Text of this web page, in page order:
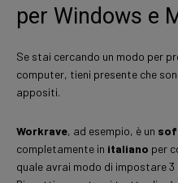
per Windows e
Se stai cercando un modo per
computer, tieni presente che
appositi.
Workrave, ad esempio, è un
completamente in italiano per
quale avrai modo di impostare